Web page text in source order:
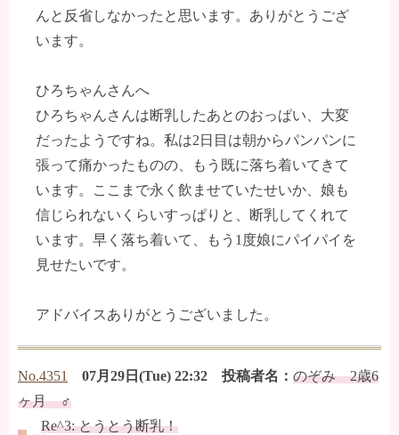
んと反省しなかったと思います。ありがとうござ
います。
ひろちゃんさんへ
ひろちゃんさんは断乳したあとのおっぱい、大変
だったようですね。私は2日目は朝からパンパンに
張って痛かったものの、もう既に落ち着いてきて
います。ここまで永く飲ませていたせいか、娘も
信じられないくらいすっぱりと、断乳してくれて
います。早く落ち着いて、もう1度娘にパイパイを
見せたいです。
アドバイスありがとうございました。
No.4351 07月29日(Tue) 22:32 投稿者名： のぞみ 2歳6
ヶ月 ♂
Re^3: とうとう断乳！